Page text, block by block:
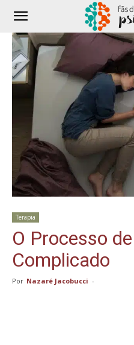
Terapia
O Processo
Complicado
Por Nazaré Jacobucci -